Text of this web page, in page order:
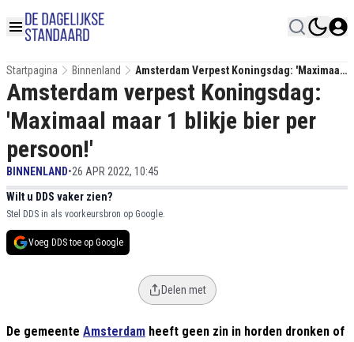
Startpagina Binnenland
Amsterdam Verpest Koningsdag: 'Maximaal
Maar 1 Blikje Bier Per Persoon!'
Amsterdam verpest Koningsdag:
'Maximaal maar 1 blikje bier per
persoon!'
BINNENLAND•26 APR 2022, 10:45
Wilt u DDS vaker zien?
Stel DDS in als voorkeursbron op Google.
Voeg DDS toe op Google
Delen met
De gemeente Amsterdam heeft geen zin in horden dronken of